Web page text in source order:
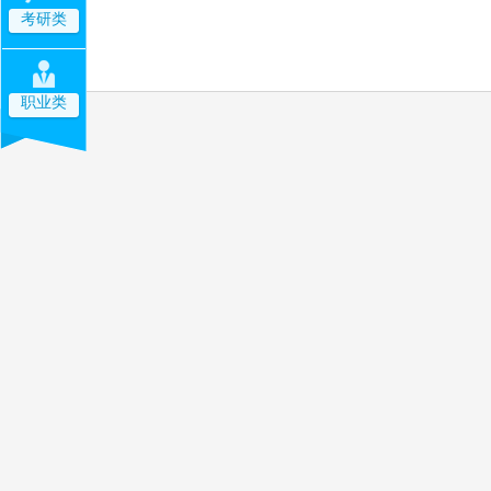
考研类
职业类